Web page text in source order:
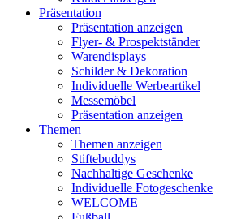
Präsentation
Präsentation anzeigen
Flyer- & Prospektständer
Warendisplays
Schilder & Dekoration
Individuelle Werbeartikel
Messemöbel
Präsentation anzeigen
Themen
Themen anzeigen
Stiftebuddys
Nachhaltige Geschenke
Individuelle Fotogeschenke
WELCOME